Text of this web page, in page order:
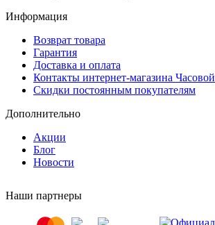
Информация
Возврат товара
Гарантия
Доставка и оплата
Контакты интернет-магазина Часовой
Скидки постоянным покупателям
Дополнительно
Акции
Блог
Новости
Наши партнеры